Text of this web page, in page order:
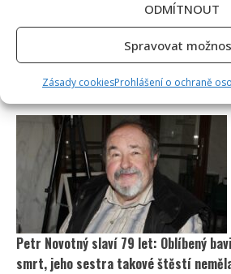
ODMÍTNOUT
Spravovat
Zásady cookiesProhlášení o ochraně
Petr Novotný slaví 79 let: Oblíbený
smrt, jeho sestra takové štěstí